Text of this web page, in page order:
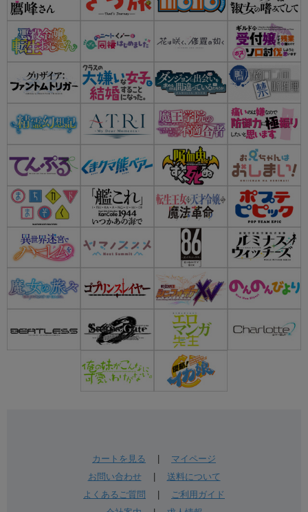
カートを見る
マイページ
お問い合わせ| 送料について
よくあるご質問
ご利用ガイド